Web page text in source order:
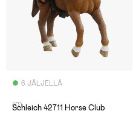
6 JÄLJELLÄ
(0)
Schleich 42711 Horse Club